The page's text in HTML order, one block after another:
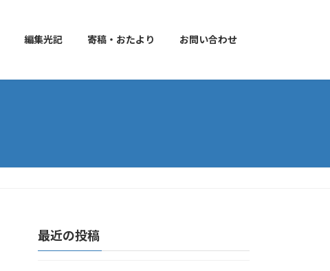
編集光記 寄稿・おたより お問い合わせ
最近の投稿